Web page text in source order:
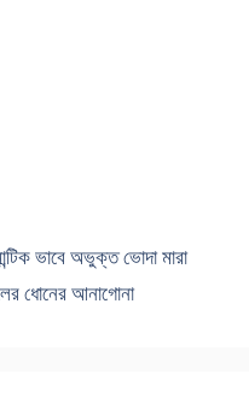
ভাবে অভুক্ত ভোদা মারা
ধোনের আনাগোনা